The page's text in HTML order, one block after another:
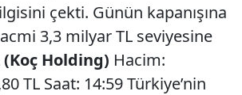
ilgisini çekti. Günün kapanışına
3,3 milyar TL seviyesine
(Koç Holding) Hacim:
TL Saat: 14:59 Türkiye’nin